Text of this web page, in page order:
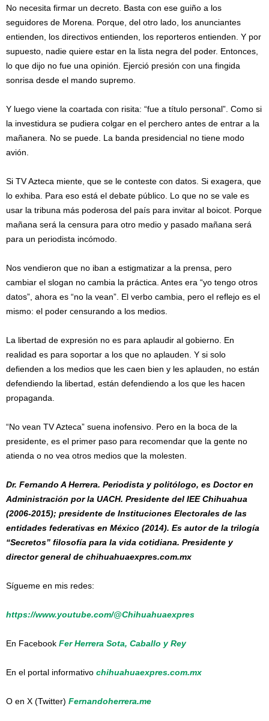
No necesita firmar un decreto. Basta con ese guiño a los
seguidores de Morena. Porque, del otro lado, los anunciantes
entienden, los directivos entienden, los reporteros entienden. Y por
supuesto, nadie quiere estar en la lista negra del poder. Entonces,
lo que dijo no fue una opinión. Ejerció presión con una fingida
sonrisa desde el mando supremo.
Y luego viene la coartada con risita: “fue a título personal”. Como si
la investidura se pudiera colgar en el perchero antes de entrar a la
mañanera. No se puede. La banda presidencial no tiene modo
avión.
Si TV Azteca miente, que se le conteste con datos. Si exagera, que
lo exhiba. Para eso está el debate público. Lo que no se vale es
usar la tribuna más poderosa del país para invitar al boicot. Porque
mañana será la censura para otro medio y pasado mañana será
para un periodista incómodo.
Nos vendieron que no iban a estigmatizar a la prensa, pero
cambiar el slogan no cambia la práctica. Antes era “yo tengo otros
datos”, ahora es “no la vean”. El verbo cambia, pero el reflejo es el
mismo: el poder censurando a los medios.
La libertad de expresión no es para aplaudir al gobierno. En
realidad es para soportar a los que no aplauden. Y si solo
defienden a los medios que les caen bien y les aplauden, no están
defendiendo la libertad, están defendiendo a los que les hacen
propaganda.
“No vean TV Azteca” suena inofensivo. Pero en la boca de la
presidente, es el primer paso para recomendar que la gente no
atienda o no vea otros medios que la molesten.
Dr. Fernando A Herrera. Periodista y politólogo, es Doctor en
Administración por la UACH. Presidente del IEE Chihuahua
(2006-2015); presidente de Instituciones Electorales de las
entidades federativas en México (2014). Es autor de la trilogía
“Secretos” filosofía para la vida cotidiana. Presidente y
director general de chihuahuaexpres.com.mx
Sígueme en mis redes:
https://www.youtube.com/@Chihuahuaexpres
En Facebook Fer Herrera Sota, Caballo y Rey
En el portal informativo chihuahuaexpres.com.mx
O en X (Twitter) Fernandoherrera.me